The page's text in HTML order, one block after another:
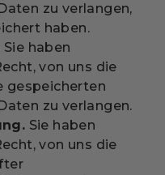
zu verlangen,
haben.
Sie haben
von uns die
gespeicherten
zu verlangen.
Sie haben
von uns die